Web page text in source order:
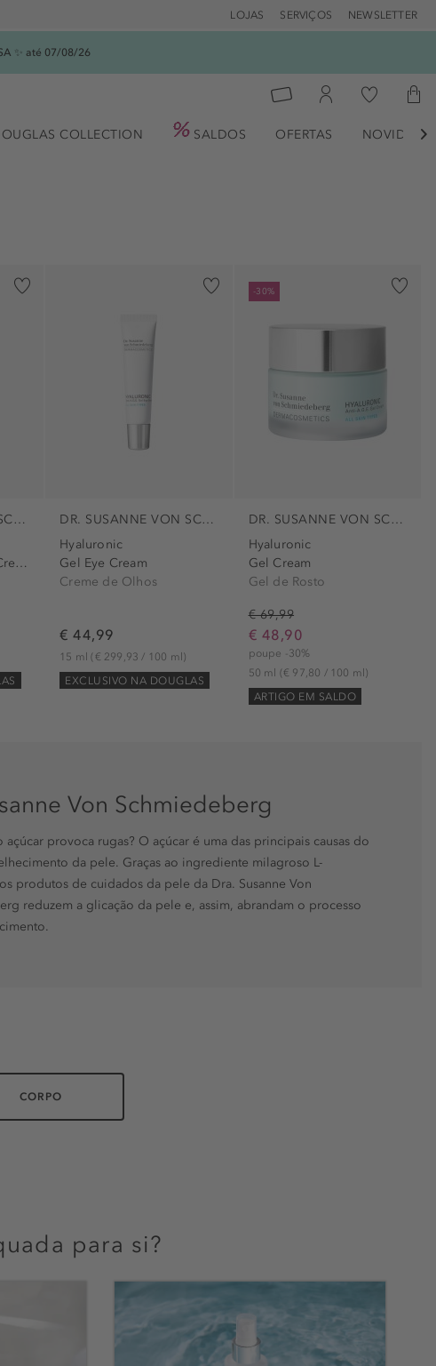
LOJAS SERVIÇOS NEWSLETTER
✨ até 07/08/26
COLLECTION SALDOS OFERTAS 
DR. SUSANNE VON SCHMIEDEBERG
A.G.E-Reverse Night Cream
DR. SUSANNE VON SCHMIEDEBERG
Hyaluronic
Gel Eye Cream
Creme de Olhos
€ 44,99
15 ml(€ 299,93 / 100 ml)
EXCLUSIVO NA DOUGLAS
-30%
DR. SUSANNE VON SCHMIEDEBERG
Hyaluronic
Gel Cream
Gel de Rosto
€ 69,99
€ 48,90
poupe -30%
50 ml (€ 97,80 / 100 ml)
ARTIGO EM SALDO
Von Schmiedeberg
açúcar provoca rugas? O açúcar é uma das principais causas do
da pele. Graças ao ingrediente milagroso L-
produtos de cuidados da pele da Dra. Susanne Von
reduzem a glicação da pele e, assim, abrandam o processo
CORPO
para si?